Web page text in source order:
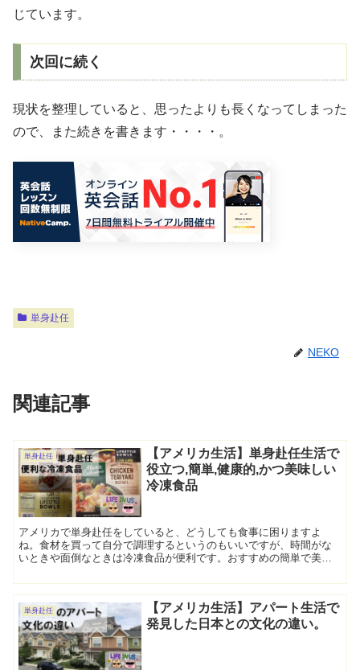
じています。
次回に続く
現状を整理していると、思ったよりも長くなってしまった
ので、また続きを書きます・・・・。
単身赴任
NEKO
関連記事
単身赴任
【アメリカ生活】単身赴任生活で
役立つ,簡単,健康的,かつ美味しい
冷凍食品
アメリカで単身赴任をしていると、どうしても食事に困りますよ
ね。食材を買って自分で調理するというのもいいですが、時間がな
いときや面倒なときは冷凍食品が便利です。おすすめの簡単で美味
単身赴任
【アメリカ生活】アパート生活で
発見した日本との文化の違い。